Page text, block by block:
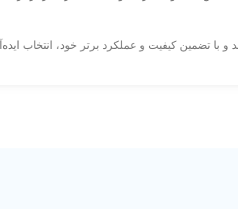
با تضمین کیفیت و عملکرد برتر خود، انتخاب